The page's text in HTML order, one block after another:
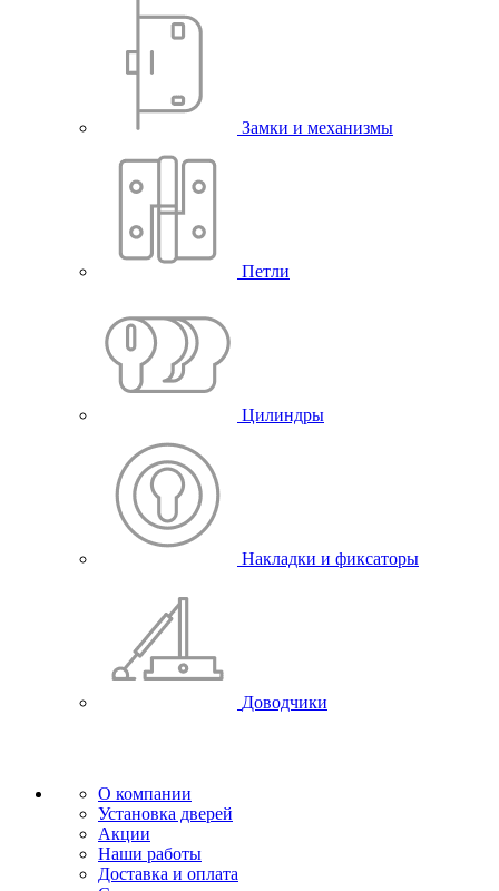
Замки и механизмы
Петли
Цилиндры
Накладки и фиксаторы
Доводчики
О компании
Установка дверей
Акции
Наши работы
Доставка и оплата